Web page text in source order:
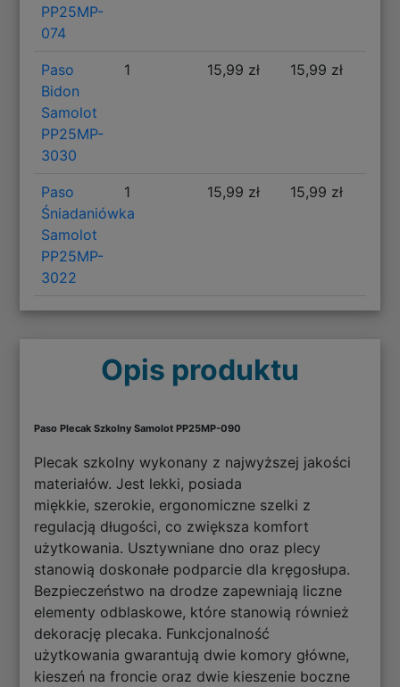
PP25MP-
074
Paso
Bidon
Samolot
PP25MP-
3030
1 15,99 zł 15,99 zł
Paso
Śniadaniówka
Samolot
PP25MP-
3022
1 15,99 zł 15,99 zł
Opis produktu
Paso Plecak Szkolny Samolot PP25MP-090
Plecak szkolny wykonany z najwyższej jakości
materiałów. Jest lekki, posiada
miękkie, szerokie, ergonomiczne szelki z
regulacją długości, co zwiększa komfort
użytkowania. Usztywniane dno oraz plecy
stanowią doskonałe podparcie dla kręgosłupa.
Bezpieczeństwo na drodze zapewniają liczne
elementy odblaskowe, które stanowią również
dekorację plecaka. Funkcjonalność
użytkowania gwarantują dwie komory główne,
kieszeń na froncie oraz dwie kieszenie boczne